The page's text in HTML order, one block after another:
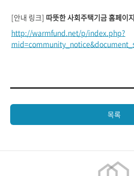
[안내 링크] 따뜻한 사회주택기금홈페이지
http://warmfund.net/p/index.php?
목록